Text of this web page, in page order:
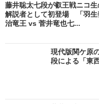
藤井聡太七段が叡王戦ニコ生
解説者として初登場 「羽生
治竜王 vs 菅井竜也七...
現代版関ケ原
段による「東